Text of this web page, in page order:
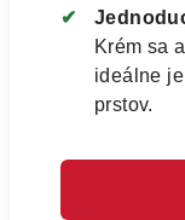
Krém sa
ideálne
prstov.